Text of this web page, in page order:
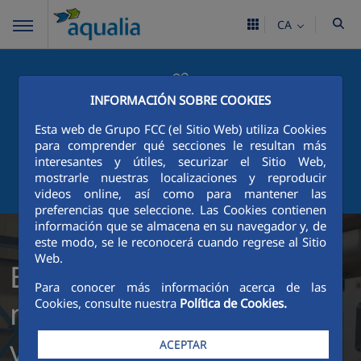
INFORMACIÓN SOBRE COOKIES
Esta web de Grupo FCC (el Sitio Web) utiliza Cookies
para comprender qué secciones le resultan más
interesantes y útiles, securizar el Sitio Web,
mostrarle nuestras localizaciones y reproducir
videos online, así como para mantener las
preferencias que seleccione. Las Cookies contienen
información que se almacena en su navegador y, de
este modo, se le reconocerá cuando regrese al Sitio
Web.
Para conocer más información acerca de las
Cookies, consulte nuestra Política de Cookies.
ACEPTAR
CA
PORTAL DEL CIUDADANO
ÁREA CLIENTE
En Aqualia, somos
mucho más de lo que
ves